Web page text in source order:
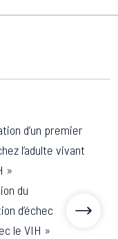
d’un premier
l’adulte vivant
»
du
d’échec
le VIH »